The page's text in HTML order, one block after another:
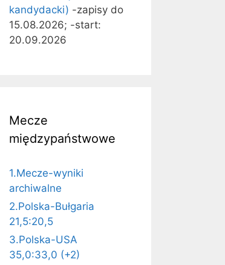
kandydacki) -zapisy do
15.08.2026; -start:
20.09.2026
Mecze
międzypaństwowe
1.Mecze-wyniki
archiwalne
2.Polska-Bułgaria
21,5:20,5
3.Polska-USA
35,0:33,0 (+2)